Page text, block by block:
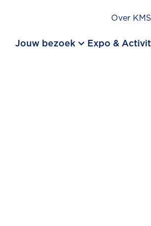
Over
Jouw bezoek keyboard_arrow_down Expo &